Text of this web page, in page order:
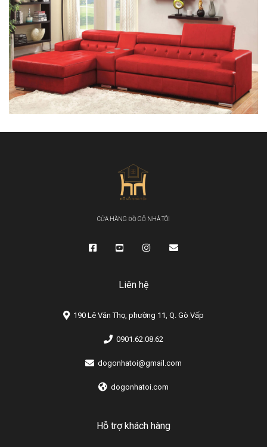
CỬA HÀNG ĐỒ GỖ NHÀ TÔI
Liên hệ
190 Lê Văn Thọ, phường 11, Q. Gò Vấp
0901.62.08.62
dogonhatoi@gmail.com
dogonhatoi.com
Hỗ trợ khách hàng